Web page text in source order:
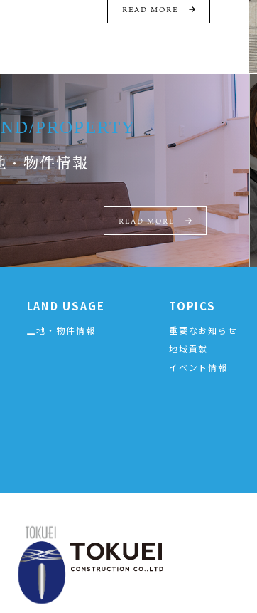
READ MORE
/PROPERTY
・物件情報
READ MORE
LAND USAGE
土地・物件情報
TOPICS
重要なお知らせ
地域貢献
イベント情報